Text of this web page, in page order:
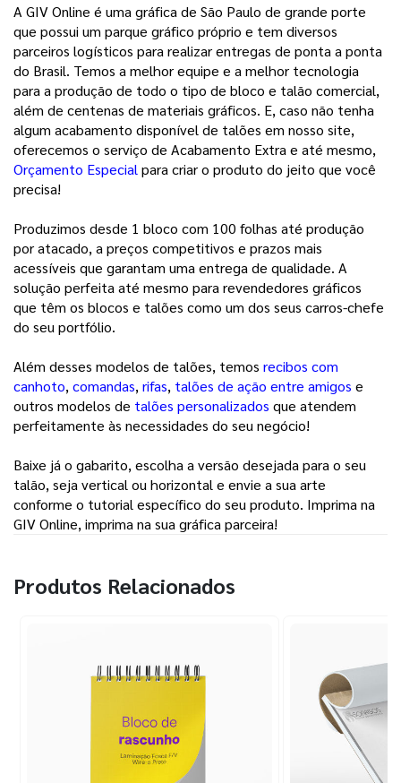
A GIV Online é uma gráfica de São Paulo de grande porte
que possui um parque gráfico próprio e tem diversos
parceiros logísticos para realizar entregas de ponta a ponta
do Brasil. Temos a melhor equipe e a melhor tecnologia
para a produção de todo o tipo de bloco e talão comercial,
além de centenas de materiais gráficos. E, caso não tenha
algum acabamento disponível de talões em nosso site,
Orçamento Especial para criar o produto do jeito que você
precisa!
Produzimos desde 1 bloco com 100 folhas até produção
por atacado, a preços competitivos e prazos mais
acessíveis que garantam uma entrega de qualidade. A
solução perfeita até mesmo para revendedores gráficos
que têm os blocos e talões como um dos seus carros-chefe
do seu portfólio.
Além desses modelos de talões, temos recibos com
canhoto, comandas, rifas, talões de ação entre amigos e
outros modelos de talões personalizados que atendem
perfeitamente às necessidades do seu negócio!
Baixe já o gabarito, escolha a versão desejada para o seu
talão, seja vertical ou horizontal e envie a sua arte
conforme o tutorial específico do seu produto. Imprima na
GIV Online, imprima na sua gráfica parceira!
Produtos Relacionados